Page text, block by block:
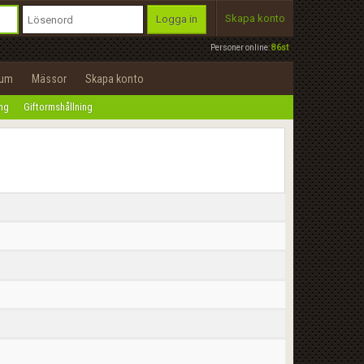
Personer online:86st
Logga in Skapa konto
Mässor Skapa konto
Giftormshållning